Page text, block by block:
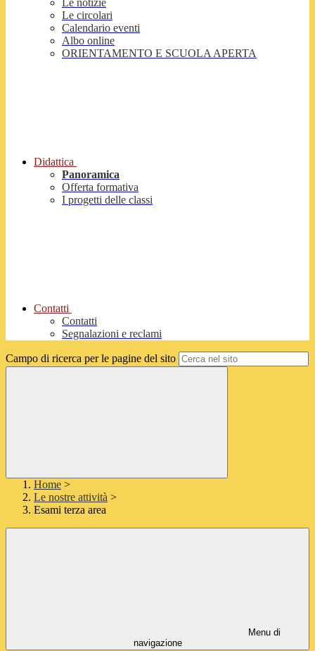
Le notizie
Le circolari
Calendario eventi
Albo online
ORIENTAMENTO E SCUOLA APERTA
Didattica
Panoramica
Offerta formativa
I progetti delle classi
Contatti
Contatti
Segnalazioni e reclami
Campo di ricerca per le pagine del sito
Home >
Le nostre attività >
Esami terza area
Menu di
navigazione